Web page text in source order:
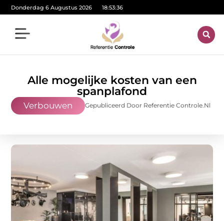
Donderdag 6 Augustus 2026 18:53:37
Alle mogelijke kosten van een
spanplafond
Verbouwen Gepubliceerd Door Referentie Controle.nl